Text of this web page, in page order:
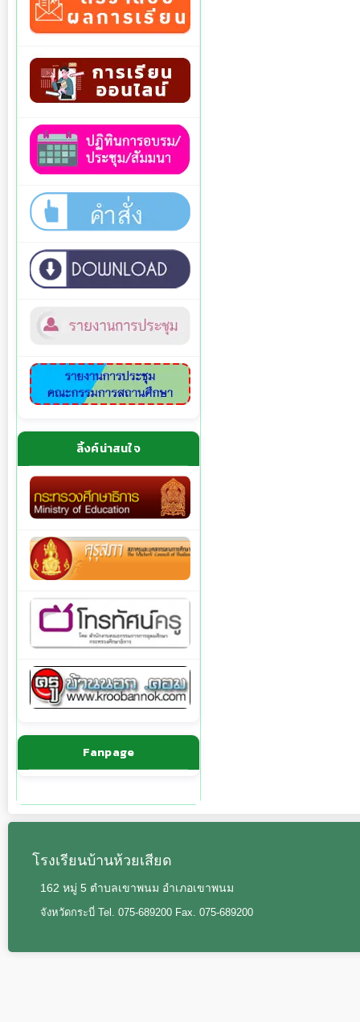
ลิ้งค์น่าสนใจ
Fanpage
โรงเรียนบ้านห้วยเสียด
162 หมู่ 5 ตำบลเขาพนม อำเภอเขาพนม
จังหวัดกระบี่ Tel. 075-689200 Fax. 075-689200